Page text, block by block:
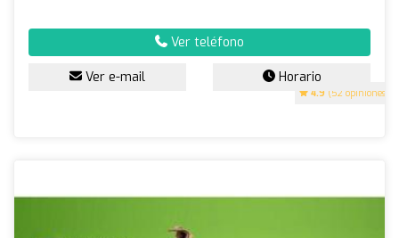
4.9 (52 opiniones)
Ver teléfono
Ver e-mail Horario